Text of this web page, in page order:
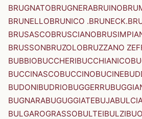
BRUGNATOBRUGNERABRUINO
BRUNELLOBRUNICO .BRUNECK.
BRUSASCOBRUSCIANO
BRUSSONBRUZOLOBRUZZANO
BUBBIOBUCCHERIBUCCHIANICO
BUCCINASCOBUCCINOBUCINE
BUDONIBUDRIOBUGGERRU
BUGNARABUGUGGIATEBUJA
BULGAROGRASSOBULTEIBULZI